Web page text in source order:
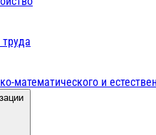
математического и